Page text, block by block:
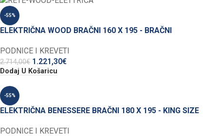
-55%
ELEKTRIČNA WOOD BRAČNI 160 X 195 - BRAČNI
PODNICE I KREVETI
2.714,00€ 1.221,30€
Dodaj U Košaricu
-55%
ELEKTRIČNA BENESSERE BRAČNI 180 X 195 - KING SIZE
PODNICE I KREVETI